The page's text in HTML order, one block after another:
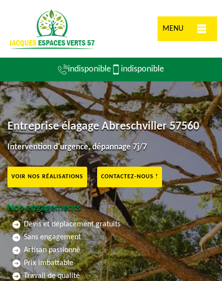
MENU
indisponible indisponible
Entreprise élagage Abreschviller 57560
Intervention d'urgence, dépannage 7j/7
VOIR NOS RÉALISATIONS CONTACTEZ-NOUS !
Nos engagements
Devis et déplacement gratuits
Sans engagement
Artisan passionné
Prix imbattable
Travail de qualité